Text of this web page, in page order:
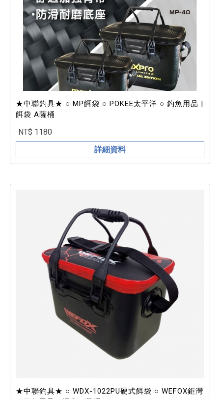
★中聯釣具★ ○ MP餌袋 ○ POKEE太平洋 ○ 釣魚用品 |
餌袋 A薩桶
NT$ 1180
詳細資料
★中聯釣具★ ○ WDX-1022PU硬式餌袋 ○ WEFOX鉅灣